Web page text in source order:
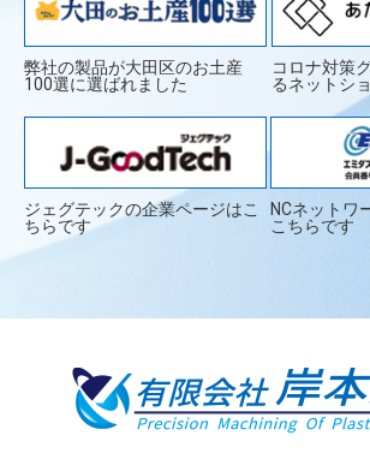
弊社の製品が大田区のお土産
100選に選ばれました
コロナ対策
るネットシ
ジェグテックの企業ページはこ
ちらです
NCネットワ
こちらです